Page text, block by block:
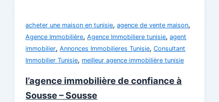
acheter une maison en tunisie,agence de vente maison,
Agence Immobilière,Agence Immobiliere tunisie,agent
immobilier,Annonces Immobilieres Tunisie,Consultant
Immobilier Tunisie, meilleur agence immobilière tunisie
l’agence immobilière de confiance à
Sousse – Sousse